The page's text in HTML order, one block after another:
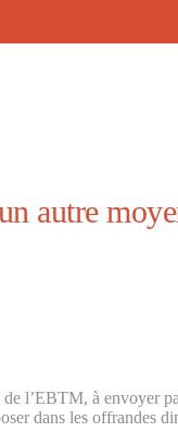
autre
de l’EBTM, à envoyer
dans les offrandes